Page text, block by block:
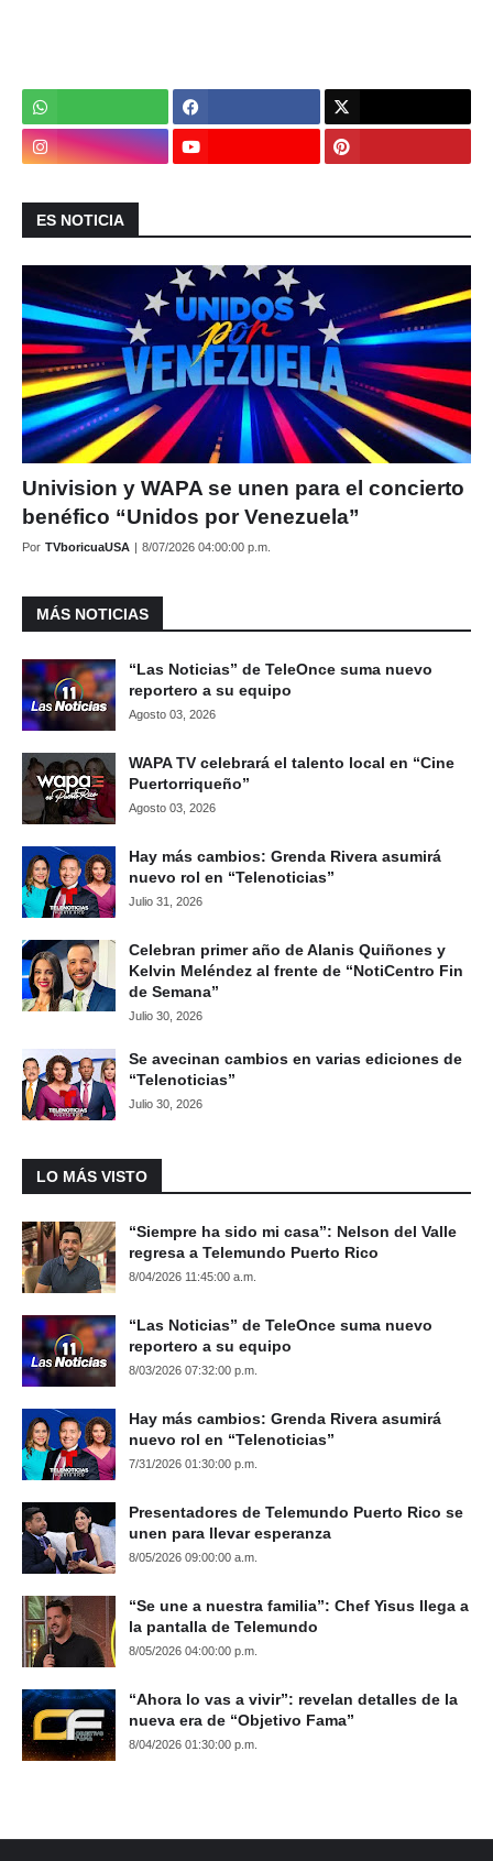
ES NOTICIA
Univision y WAPA se unen para el concierto
benéfico “Unidos por Venezuela”
Por TVboricuaUSA | 8/07/2026 04:00:00 p.m.
MÁS NOTICIAS
“Las Noticias” de TeleOnce suma nuevo
reportero a su equipo
Agosto 03, 2026
WAPA TV celebrará el talento local en “Cine
Puertorriqueño”
Agosto 03, 2026
Hay más cambios: Grenda Rivera asumirá
nuevo rol en “Telenoticias”
Julio 31, 2026
Celebran primer año de Alanis Quiñones y
Kelvin Meléndez al frente de “NotiCentro Fin
de Semana”
Julio 30, 2026
Se avecinan cambios en varias ediciones de
“Telenoticias”
Julio 30, 2026
LO MÁS VISTO
“Siempre ha sido mi casa”: Nelson del Valle
regresa a Telemundo Puerto Rico
8/04/2026 11:45:00 a.m.
“Las Noticias” de TeleOnce suma nuevo
reportero a su equipo
8/03/2026 07:32:00 p.m.
Hay más cambios: Grenda Rivera asumirá
nuevo rol en “Telenoticias”
7/31/2026 01:30:00 p.m.
Presentadores de Telemundo Puerto Rico se
unen para llevar esperanza
8/05/2026 09:00:00 a.m.
“Se une a nuestra familia”: Chef Yisus llega a
la pantalla de Telemundo
8/05/2026 04:00:00 p.m.
“Ahora lo vas a vivir”: revelan detalles de la
nueva era de “Objetivo Fama”
8/04/2026 01:30:00 p.m.